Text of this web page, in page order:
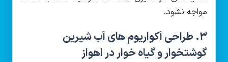
مواجه نشود.
۳. طراحی آکواریوم های آب شیرین
گوشتخوار و گیاه خوار در اهواز